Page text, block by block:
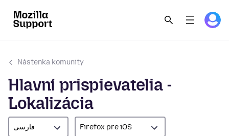
Nástenka komunity
Hlavní prispievatelia -
Lokalizácia
فارسی Firefox pre iOS